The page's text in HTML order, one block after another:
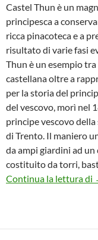
Castel Thun è un
principesca a
ricca pinacoteca e a
risultato di varie fasi
Thun è un esempio
castellana oltre a
per la storia del
del vescovo, morì nel
principe vescovo
di Trento. Il maniero
da ampi giardini ad
costituito da torri,
Continua la lettura di